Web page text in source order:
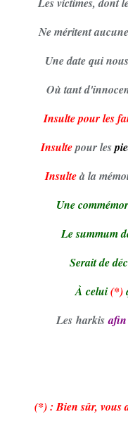
Ne méritent
Une date qui
Où tant
Insulte pour les
Insultepour les
Insulteà la
Une
Le summum
Serait de
À celui(*)
Les harkis afin
(*): Bien sûr, vous